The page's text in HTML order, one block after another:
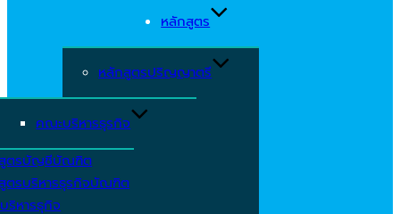
หลักสูตร
หลักสูตรปริญญาตรี
คณะบริหารธุรกิจ
ตรบัญชีบัณฑิต
ตรบริหารธุรกิจบัณฑิต
ริหารธุกิจ